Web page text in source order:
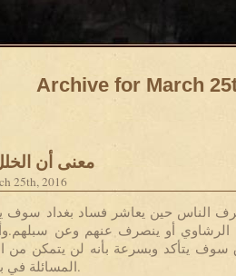
Archive for March
معنى أن
25th, 2016
الناس حين يعاشر فساد بغداد سوف
أو ينصرف عنهم وعن
يتأكد وبسرعة بأنه لن يتمكن من
المسائلة في بلاد المهجر.